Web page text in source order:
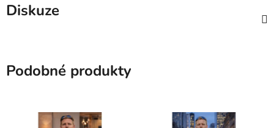
Diskuze
Podobné produkty